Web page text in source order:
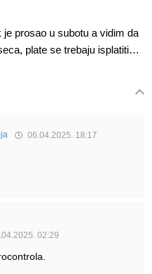
prosao u subotu a vidim da
plate se trebaju isplatiti…
06.04.2025. 18:17
02:29